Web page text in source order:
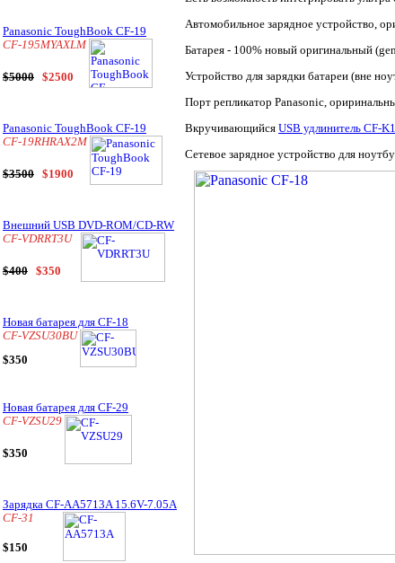
Panasonic ToughBook CF-19
CF-195MYAXLM
$5000 $2500
Panasonic ToughBook CF-19
CF-19RHRAX2M
$3500 $1900
Внешний USB DVD-ROM/CD-RW
CF-VDRRT3U
$400 $350
Новая батарея для CF-18
CF-VZSU30BU
$350
Новая батарея для CF-29
CF-VZSU29
$350
Зарядка CF-AA5713A 15.6V-7.05A
CF-31
$150
Автомобильное зарядное устройство,
Батарея - 100% новый оригинальный
Устройство для зарядки батареи (вне
Порт репликатор Panasonic,
Вкручивающийся USB удлинитель CF-
Сетевое зарядное устройство для